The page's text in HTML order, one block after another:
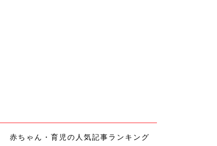
赤ちゃん・育児の人気記事ランキング